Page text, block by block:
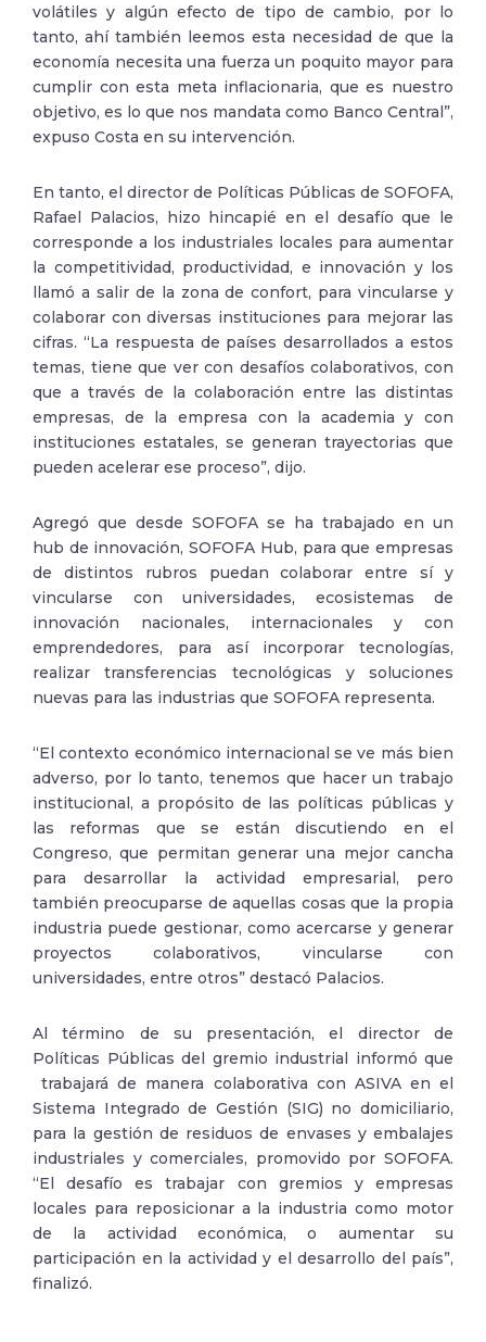
volátiles y algún efecto de tipo de cambio, por lo
tanto, ahí también leemos esta necesidad de que la
economía necesita una fuerza un poquito mayor para
cumplir con esta meta inflacionaria, que es nuestro
objetivo, es lo que nos mandata como Banco Central”,
expuso Costa en su intervención.
En tanto, el director de Políticas Públicas de SOFOFA,
Rafael Palacios, hizo hincapié en el desafío que le
corresponde a los industriales locales para aumentar
la competitividad, productividad, e innovación y los
llamó a salir de la zona de confort, para vincularse y
colaborar con diversas instituciones para mejorar las
cifras. “La respuesta de países desarrollados a estos
temas, tiene que ver con desafíos colaborativos, con
que a través de la colaboración entre las distintas
empresas, de la empresa con la academia y con
instituciones estatales, se generan trayectorias que
pueden acelerar ese proceso”, dijo.
Agregó que desde SOFOFA se ha trabajado en un
hub de innovación, SOFOFA Hub, para que empresas
de distintos rubros puedan colaborar entre sí y
vincularse con universidades, ecosistemas de
innovación nacionales, internacionales y con
emprendedores, para así incorporar tecnologías,
realizar transferencias tecnológicas y soluciones
nuevas para las industrias que SOFOFA representa.
“El contexto económico internacional se ve más bien
adverso, por lo tanto, tenemos que hacer un trabajo
institucional, a propósito de las políticas públicas y
las reformas que se están discutiendo en el
Congreso, que permitan generar una mejor cancha
para desarrollar la actividad empresarial, pero
también preocuparse de aquellas cosas que la propia
industria puede gestionar, como acercarse y generar
proyectos colaborativos, vincularse con
universidades, entre otros” destacó Palacios.
Al término de su presentación, el director de
Políticas Públicas del gremio industrial informó que
trabajará de manera colaborativa con ASIVA en el
Sistema Integrado de Gestión (SIG) no domiciliario,
para la gestión de residuos de envases y embalajes
industriales y comerciales, promovido por SOFOFA.
“El desafío es trabajar con gremios y empresas
locales para reposicionar a la industria como motor
de la actividad económica, o aumentar su
participación en la actividad y el desarrollo del país”,
finalizó.